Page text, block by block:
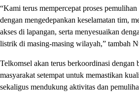
“Kami terus mempercepat proses
dengan mengedepankan keselamatan tim,
akses di lapangan, serta menyesuaikan
listrik di masing-masing wilayah,” tambah
Telkomsel akan terus berkoordinasi dengan
masyarakat setempat untuk memastikan
sekaligus mendukung aktivitas dan